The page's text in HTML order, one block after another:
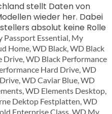
stellt Daten von
wieder her. Dabei
absolut keine Rolle
Passport Essential, My
Home, WD Black, WD Black
Drive, WD Black Performance
Hard Drive, WD
WD Caviar Blue, WD
WD Elements Desktop,
Dektop Festplatten, WD
Enterprise Class, WD My